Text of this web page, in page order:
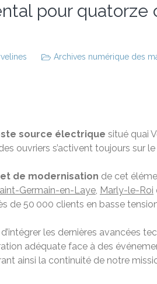
pour
Archives numérique des
source électrique situé quai
ouvriers s’activent toujours sur
de modernisation de cet
Germain-en-Laye, Marly-le-Roi
de 50 000 clients en basse
les dernières avancées
adéquate face à des
ainsi la continuité de notre